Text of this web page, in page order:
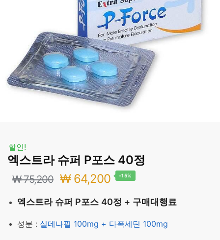
할인!
엑스트라 슈퍼 P포스 40정
₩75,200 원
래
₩64,200현
재
-15%
엑스트라 슈퍼 P포스 40정 + 구매대행료
성분 : 실데나필 100mg + 다폭세틴 100mg